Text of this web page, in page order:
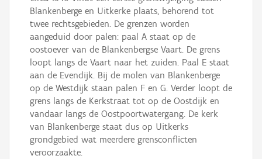
Blankenberge en Uitkerke plaats, behorend tot
twee rechtsgebieden. De grenzen worden
aangeduid door palen: paal A staat op de
oostoever van de Blankenbergse Vaart. De grens
loopt langs de Vaart naar het zuiden. Paal E staat
aan de Evendijk. Bij de molen van Blankenberge
op de Westdijk staan palen F en G. Verder loopt de
grens langs de Kerkstraat tot op de Oostdijk en
vandaar langs de Oostpoortwatergang. De kerk
van Blankenberge staat dus op Uitkerks
grondgebied wat meerdere grensconflicten
veroorzaakte.